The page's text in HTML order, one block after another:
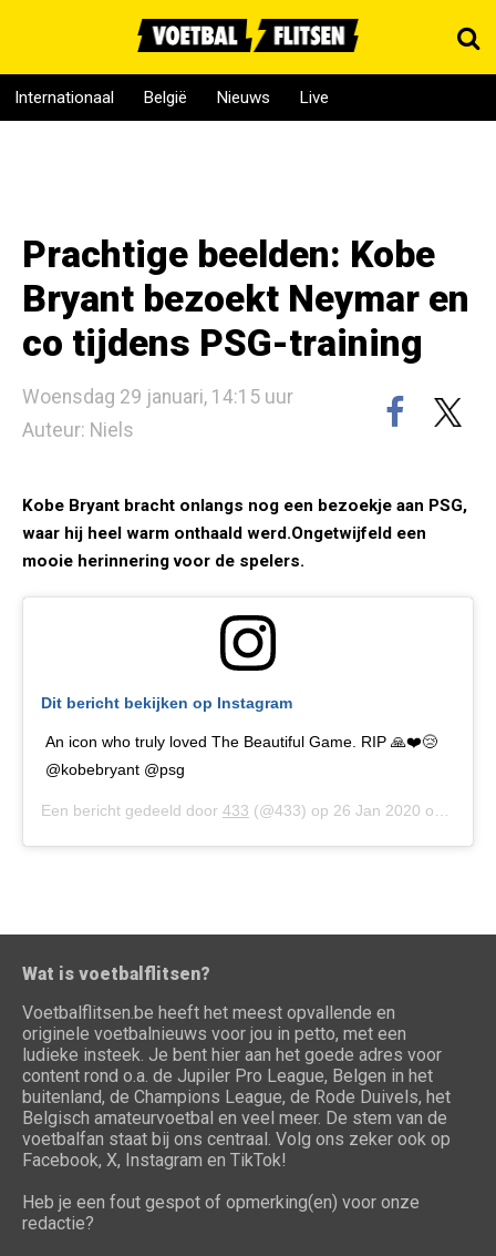
Internationaal België Nieuws Live
Prachtige beelden: Kobe
Bryant bezoekt Neymar en
co tijdens PSG-training
Woensdag 29 januari, 14:15 uur
Auteur: Niels
Kobe Bryant bracht onlangs nog een bezoekje aan PSG,
waar hij heel warm onthaald werd.Ongetwijfeld een
mooie herinnering voor de spelers.
Dit bericht bekijken op Instagram
An icon who truly loved The Beautiful Game. RIP 🙏❤️😢
@kobebryant @psg
Een bericht gedeeld door 433 (@433) op 26 Jan 2020 om 12:39 (PST)
Wat is voetbalflitsen?
Voetbalflitsen.be heeft het meest opvallende en
originele voetbalnieuws voor jou in petto, met een
ludieke insteek. Je bent hier aan het goede adres voor
content rond o.a. de Jupiler Pro League, Belgen in het
buitenland, de Champions League, de Rode Duivels, het
Belgisch amateurvoetbal en veel meer. De stem van de
voetbalfan staat bij ons centraal. Volg ons zeker ook op
Facebook, X, Instagram en TikTok!
Heb je een fout gespot of opmerking(en) voor onze
redactie?